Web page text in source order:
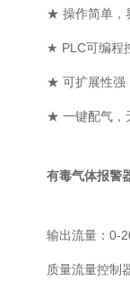
★ 操作简单，
★ PLC可编程
★ 可扩展性强
★ 一键配气，
有毒气体报警
输出流量：0-
质量流量控制